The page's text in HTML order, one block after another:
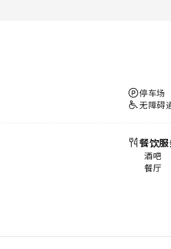
停车场
无障碍
餐饮
酒吧
餐厅